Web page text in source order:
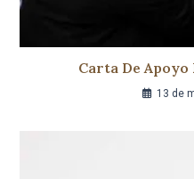
Carta De
13 de